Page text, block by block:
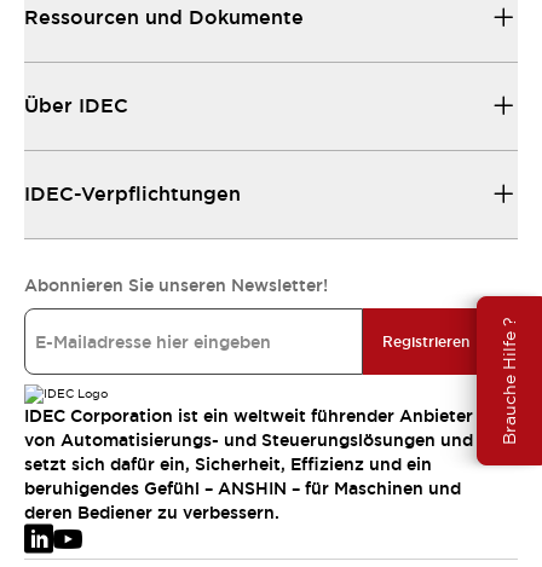
Brauche Hilfe ?
Ressourcen und Dokumente
Über IDEC
IDEC-Verpflichtungen
Abonnieren Sie unseren Newsletter!
Registrieren
IDEC Corporation ist ein weltweit führender Anbieter
von Automatisierungs- und Steuerungslösungen und
setzt sich dafür ein, Sicherheit, Effizienz und ein
beruhigendes Gefühl – ANSHIN – für Maschinen und
deren Bediener zu verbessern.